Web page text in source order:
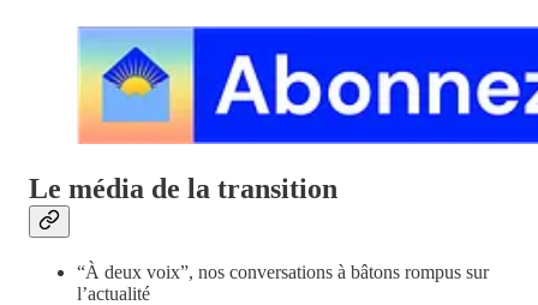
Le média de la transition
“À deux voix”, nos conversations à bâtons rompus sur
l’actualité